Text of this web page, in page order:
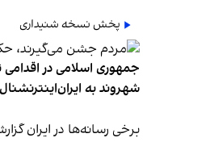
پخش نسخه شنیداری
جمهوری اسلامی در
شهروند به